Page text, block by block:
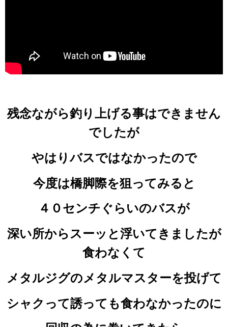
残念ながら釣り上げる事はできません
でしたが
やはりバスではなかったので
今度は橋脚際を狙ってみると
４０センチぐらいのバスが
深い所からスーッと浮いてきましたが
食わなくて
メタルジグのメタルマスターを投げて
シャクって誘っても食わなかったのに